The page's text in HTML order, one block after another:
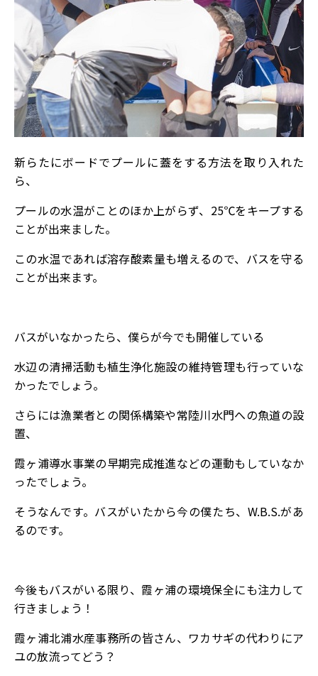
新らたにボードでプールに蓋をする方法を取り入れた
ら、
プールの水温がことのほか上がらず、25℃をキープする
ことが出来ました。
この水温であれば溶存酸素量も増えるので、バスを守る
ことが出来ます。
バスがいなかったら、僕らが今でも開催している
水辺の清掃活動も植生浄化施設の維持管理も行っていな
かったでしょう。
さらには漁業者との関係構築や常陸川水門への魚道の設
置、
霞ヶ浦導水事業の早期完成推進などの運動もしていなか
ったでしょう。
そうなんです。バスがいたから今の僕たち、W.B.S.があ
るのです。
今後もバスがいる限り、霞ヶ浦の環境保全にも注力して
行きましょう！
霞ヶ浦北浦水産事務所の皆さん、ワカサギの代わりにア
ユの放流ってどう？